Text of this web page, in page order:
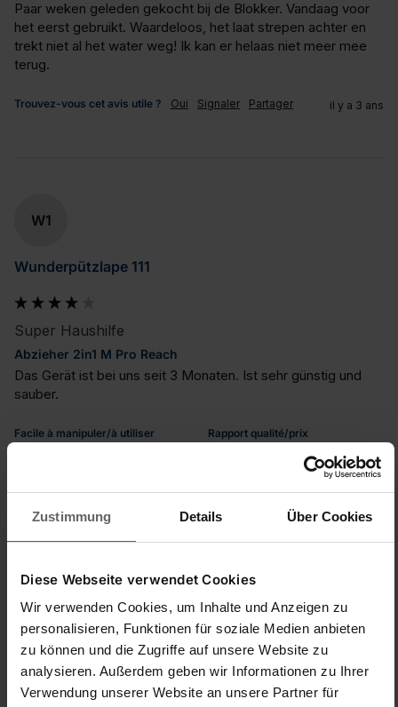
Zustimmung Details Über Cookies
Diese Webseite verwendet Cookies
Wir verwenden Cookies, um Inhalte und Anzeigen zu
personalisieren, Funktionen für soziale Medien anbieten
zu können und die Zugriffe auf unsere Website zu
analysieren. Außerdem geben wir Informationen zu Ihrer
Verwendung unserer Website an unsere Partner für
Paar weken geleden gekocht bij de Blokker. Vandaag voor
het eerst gebruikt. Waardeloos, het laat strepen achter en
trekt niet al het water weg! Ik kan er helaas niet meer mee
terug.
Trouvez-vous cet avis utile ? Oui Signaler Partager il y a 3 ans
W1
Wunderpützlape 111
Super Haushilfe
Abzieher 2in1 M Pro Reach
Das Gerät ist bei uns seit 3 Monaten. Ist sehr günstig und
sauber.
Facile à manipuler/à utiliser Rapport qualité/prix
5
5
Trouvez-vous cet avis utile ? Oui Signaler
B